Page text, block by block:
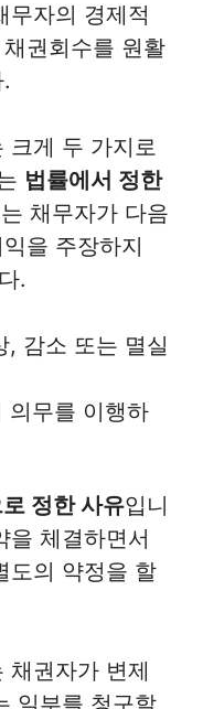
무자의 경제적
권회수를 원활
크게 두 가지로
법률에서 정한
채무자가 다음
을 주장하지
.
, 감소 또는 멸실
의무를 이행하
정한 사유입니
을 체결하면서
도의 약정을 할
채권자가 변제
일부를 청구할